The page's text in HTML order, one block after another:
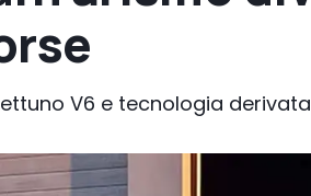
V6 e tecnologia